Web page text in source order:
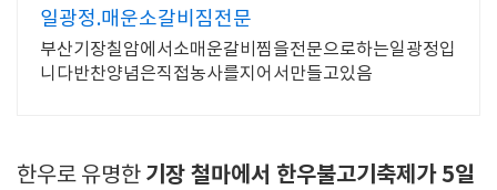
일광정.매운소갈비짐전문
부산기장칠암에서소매운갈비찜을전문으로하는일광정입
니다반찬양념은직접농사를지어서만들고있음
한우로 유명한 기장 철마에서 한우불고기축제가 5일